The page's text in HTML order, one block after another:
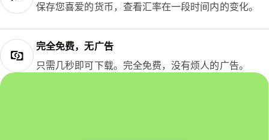
保存您喜爱的货币，查看汇率在一段时间内的变化。
完全免费，无广告
只需几秒即可下载。完全免费，没有烦人的广告。